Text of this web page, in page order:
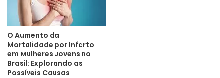
O Aumento da
Mortalidade por Infarto
em Mulheres Jovens no
Brasil: Explorando as
Possíveis Causas